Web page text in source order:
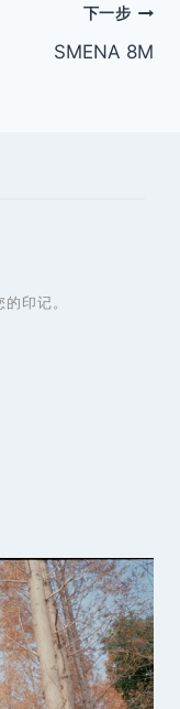
下一步
SMENA 8M
印记。